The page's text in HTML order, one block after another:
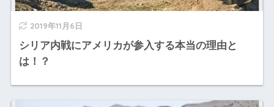
2019年11月6日
シリア内戦にアメリカが参入する本当の理由と
は！？